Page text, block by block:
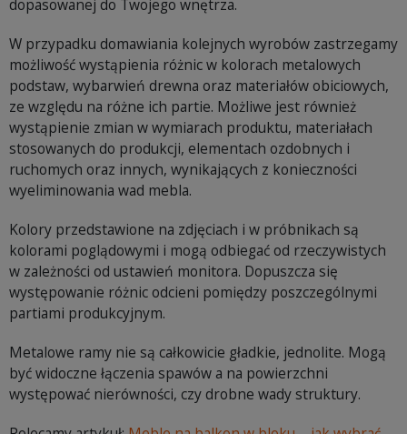
dopasowanej do Twojego wnętrza.
W przypadku domawiania kolejnych wyrobów zastrzegamy
możliwość wystąpienia różnic w kolorach metalowych
podstaw, wybarwień drewna oraz materiałów obiciowych,
ze względu na różne ich partie. Możliwe jest również
wystąpienie zmian w wymiarach produktu, materiałach
stosowanych do produkcji, elementach ozdobnych i
ruchomych oraz innych, wynikających z konieczności
wyeliminowania wad mebla.
Kolory przedstawione na zdjęciach i w próbnikach są
kolorami poglądowymi i mogą odbiegać od rzeczywistych
w zależności od ustawień monitora. Dopuszcza się
występowanie różnic odcieni pomiędzy poszczególnymi
partiami produkcyjnym.
Metalowe ramy nie są całkowicie gładkie, jednolite. Mogą
być widoczne łączenia spawów a na powierzchni
występować nierówności, czy drobne wady struktury.